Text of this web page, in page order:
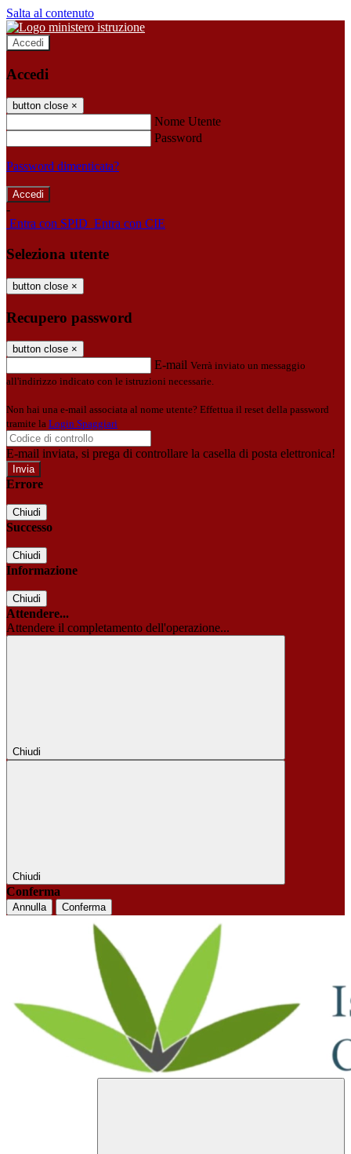
Salta al contenuto
Accedi
Accedi
button close ×
Nome Utente
Password
Password dimenticata?
-
Entra con SPID Entra con CIE
Seleziona utente
button close ×
Recupero password
button close ×
E-mail Verrà inviato un messaggio
all'indirizzo indicato con le istruzioni necessarie.
Non hai una e-mail associata al nome utente? Effettua il reset della password
tramite la Login Spaggiari
E-mail inviata, si prega di controllare la casella di posta elettronica!
Errore
Chiudi
Successo
Chiudi
Informazione
Chiudi
Attendere...
Attendere il completamento dell'operazione...
Chiudi
Chiudi
Conferma
Annulla Conferma